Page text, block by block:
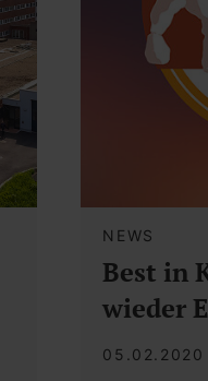
NEWS
Best in
wieder
05.02.2020